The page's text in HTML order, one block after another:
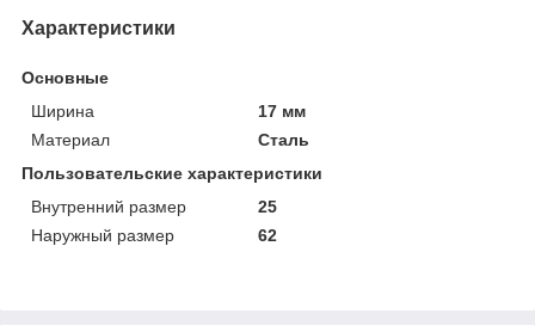
Характеристики
Основные
Ширина
17 мм
Материал
Сталь
Пользовательские характеристики
Внутренний размер
25
Наружный размер
62